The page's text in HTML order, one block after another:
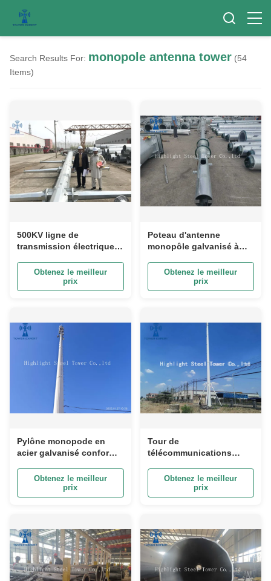
Search Results For: monopole antenna tower (54
Items)
500KV ligne de
transmission électrique
en acier galvanisé pôle
Obtenez le meilleur
prix
Poteau d'antenne
monopôle galvanisé à
base en béton
Obtenez le meilleur
prix
Pylône monopode en
acier galvanisé conforme
TIA222G H et
européennes
Obtenez le meilleur
prix
Tour de
télécommunications
transmission électrique
Tour de cellules
monopole galvanisée
Obtenez le meilleur
prix